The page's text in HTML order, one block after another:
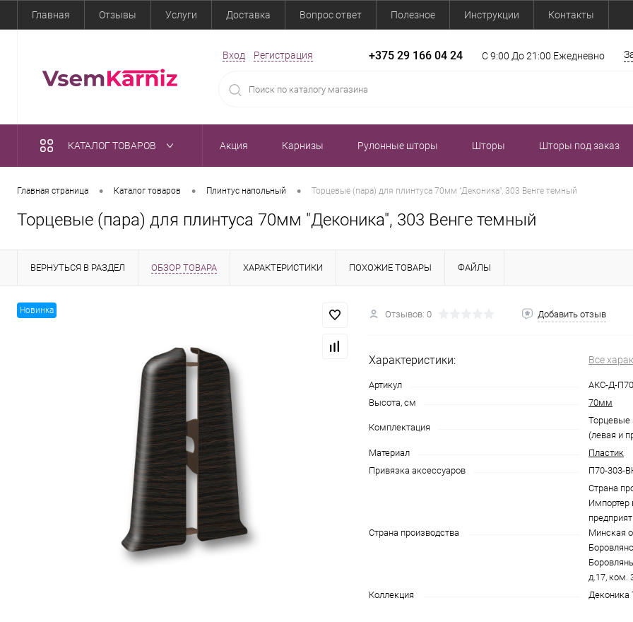
Главная Отзывы Услуги Доставка Вопрос ответ Полезное Инструкции Контакты
Вход Регистрация +375 29 166 04 24 С 9:00 До 21:00 Ежедневно
КАТАЛОГ ТОВАРОВ Акция Карнизы Рулонные шторы Шторы Шторы под заказ
Главная страница • Каталог товаров • Плинтус напольный • Торцевые (пара) для плинтуса 70мм "Деконика", 303 Венге темный
Торцевые (пара) для плинтуса 70мм "Деконика", 303 Венге темный
ВЕРНУТЬСЯ В РАЗДЕЛ ОБЗОР ТОВАРА ХАРАКТЕРИСТИКИ ПОХОЖИЕ ТОВАРЫ ФАЙЛЫ
Новинка Отзывов: 0 Добавить отзыв
Характеристики: Все
Артикул
АКС-Д-
Высота, см
70мм
Комплектация
Торцевые
(левая и
Материал
Пластик
Привязка аксессуаров
П70-303-
Страна производства
Страна
Импортер
Минская
д.17, ком.
Коллекция
Деконика